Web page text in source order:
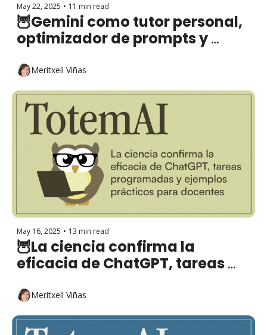
May 22, 2025 • 11 min read
🦉Gemini como tutor personal,
optimizador de prompts y
con la IA
Meritxell Viñas
May 16, 2025 • 13 min read
🦉La ciencia confirma la
eficacia de ChatGPT, tareas
prácticos para docentes
Meritxell Viñas